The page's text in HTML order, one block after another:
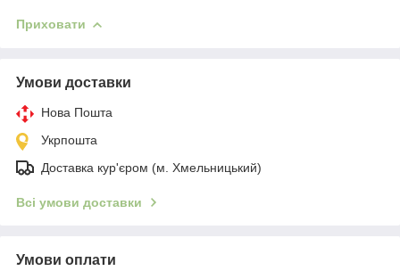
Приховати
Умови доставки
Нова Пошта
Укрпошта
Доставка кур'єром (м. Хмельницький)
Всі умови доставки
Умови оплати